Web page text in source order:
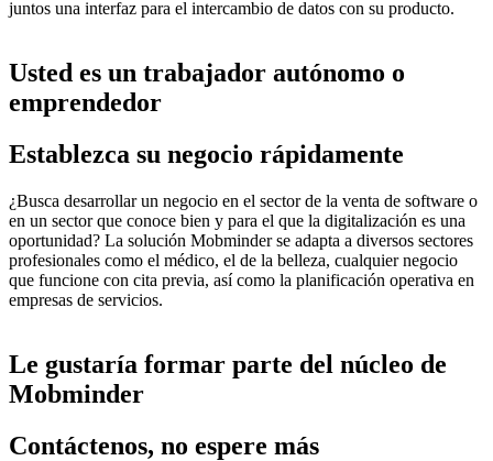
juntos una interfaz para el intercambio de datos con su producto.
Usted es un trabajador autónomo o
emprendedor
Establezca su negocio rápidamente
¿Busca desarrollar un negocio en el sector de la venta de software o
en un sector que conoce bien y para el que la digitalización es una
oportunidad? La solución Mobminder se adapta a diversos sectores
profesionales como el médico, el de la belleza, cualquier negocio
que funcione con cita previa, así como la planificación operativa en
empresas de servicios.
Le gustaría formar parte del núcleo de
Mobminder
Contáctenos, no espere más